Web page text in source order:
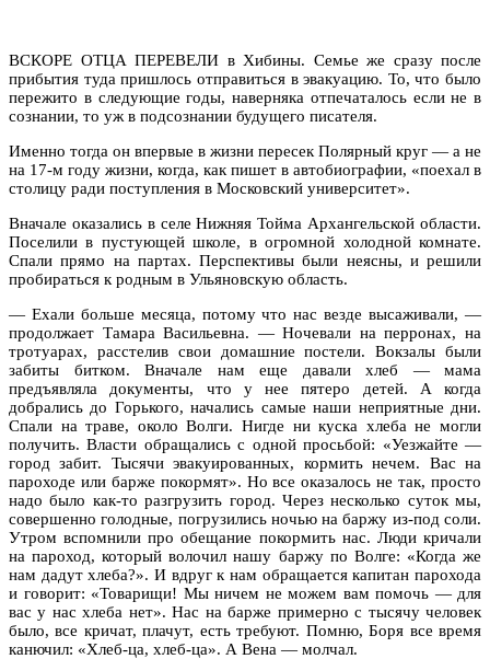
ВСКОРЕ ОТЦА ПЕРЕВЕЛИ в Хибины. Семье же сразу после
прибытия туда пришлось отправиться в эвакуацию. То, что было
пережито в следующие годы, наверняка отпечаталось если не в
сознании, то уж в подсознании будущего писателя.
Именно тогда он впервые в жизни пересек Полярный круг — а не
на 17-м году жизни, когда, как пишет в автобиографии, «поехал в
столицу ради поступления в Московский университет».
Вначале оказались в селе Нижняя Тойма Архангельской области.
Поселили в пустующей школе, в огромной холодной комнате.
Спали прямо на партах. Перспективы были неясны, и решили
пробираться к родным в Ульяновскую область.
— Ехали больше месяца, потому что нас везде высаживали, —
продолжает Тамара Васильевна. — Ночевали на перронах, на
тротуарах, расстелив свои домашние постели. Вокзалы были
забиты битком. Вначале нам еще давали хлеб — мама
предъявляла документы, что у нее пятеро детей. А когда
добрались до Горького, начались самые наши неприятные дни.
Спали на траве, около Волги. Нигде ни куска хлеба не могли
получить. Власти обращались с одной просьбой: «Уезжайте —
город забит. Тысячи эвакуированных, кормить нечем. Вас на
пароходе или барже покормят». Но все оказалось не так, просто
надо было как-то разгрузить город. Через несколько суток мы,
совершенно голодные, погрузились ночью на баржу из-под соли.
Утром вспомнили про обещание покормить нас. Люди кричали
на пароход, который волочил нашу баржу по Волге: «Когда же
нам дадут хлеба?». И вдруг к нам обращается капитан парохода
и говорит: «Товарищи! Мы ничем не можем вам помочь — для
вас у нас хлеба нет». Нас на барже примерно с тысячу человек
было, все кричат, плачут, есть требуют. Помню, Боря все время
канючил: «Хлеб-ца, хлеб-ца». А Вена — молчал.